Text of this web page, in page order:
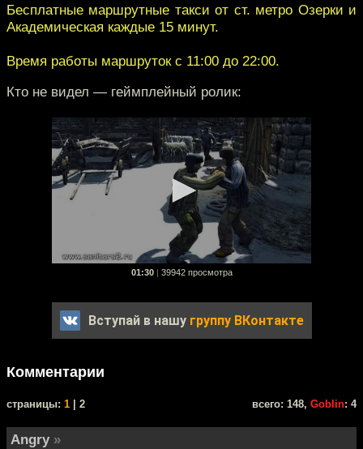
Бесплатные маршрутные такси от ст. метро Озерки и
Академическая каждые 15 минут.
Время работы маршруток с 11:00 до 22:00.
Кто не видел — геймплейный ролик:
01:30 | 39942 просмотра
Вступай в нашу группу ВКонтакте
Комментарии
cтраницы: 1 | 2 всего: 148, Goblin: 4
Angry »